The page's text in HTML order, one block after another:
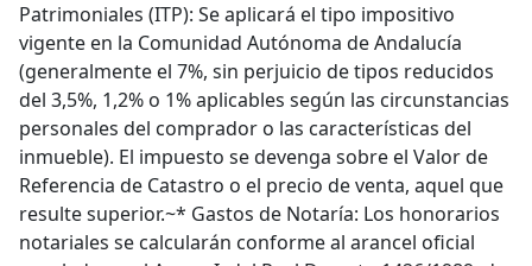
Patrimoniales (ITP): Se aplicará el tipo impositivo
vigente en la Comunidad Autónoma de Andalucía
(generalmente el 7%, sin perjuicio de tipos reducidos
del 3,5%, 1,2% o 1% aplicables según las circunstancias
personales del comprador o las características del
inmueble). El impuesto se devenga sobre el Valor de
Referencia de Catastro o el precio de venta, aquel que
resulte superior.~* Gastos de Notaría: Los honorarios
notariales se calcularán conforme al arancel oficial